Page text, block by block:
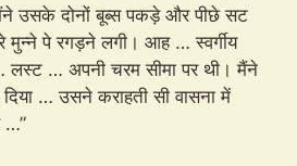
उसके दोनों बूब्स पकड़े और पीछे सट
पे रगड़ने लगी। आह … स्वर्गीय
… अपनी चरम सीमा पर थी। मैंने
… उसने कराहती सी वासना में
…”